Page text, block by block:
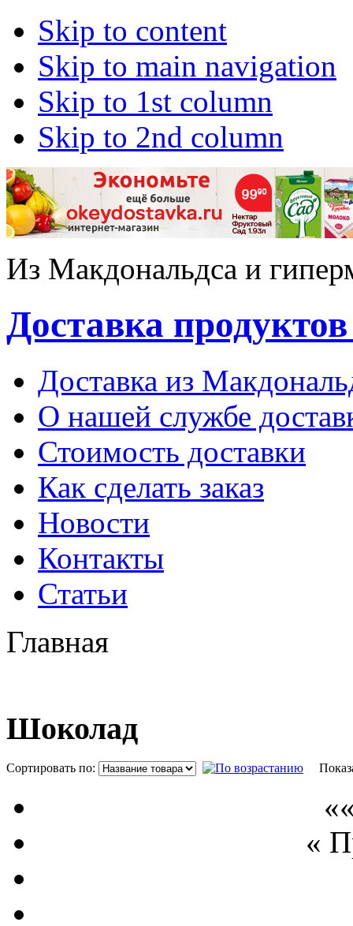
Skip to content
Skip to main navigation
Skip to 1st column
Skip to 2nd column
Из Макдональдса и
Доставка
Доставка из
О нашей службе
Стоимость доставки
Как сделать заказ
Новости
Контакты
Статьи
Главная
Шоколад
Сортировать по:
«